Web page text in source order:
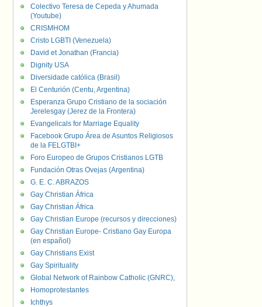
Colectivo Teresa de Cepeda y Ahumada
(Youtube)
CRISMHOM
Cristo LGBTI (Venezuela)
David et Jonathan (Francia)
Dignity USA
Diversidade católica (Brasil)
El Centurión (Centu, Argentina)
Esperanza Grupo Cristiano de la sociación
Jerelesgay (Jerez de la Frontera)
Evangelicals for Marriage Equality
Facebook Grupo Área de Asuntos Religiosos
de la FELGTBI+
Foro Europeo de Grupos Cristianos LGTB
Fundación Otras Ovejas (Argentina)
G. E. C. ABRAZOS
Gay Christian África
Gay Christian África
Gay Christian Europe (recursos y direcciones)
Gay Christian Europe- Cristiano Gay Europa
(en español)
Gay Christians Exist
Gay Spirituality
Global Network of Rainbow Catholic (GNRC),
Homoprotestantes
Ichthys